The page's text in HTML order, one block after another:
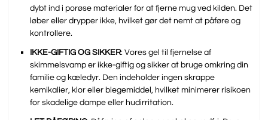
dybt ind i porøse materialer for at fjerne mug ved kilden. Det
løber eller drypper ikke, hvilket gør det nemt at påføre og
kontrollere.
IKKE-GIFTIG OG SIKKER: Vores gel til fjernelse af
skimmelsvamp er ikke-giftig og sikker at bruge omkring din
familie og kæledyr. Den indeholder ingen skrappe
kemikalier, klor eller blegemiddel, hvilket minimerer risikoen
for skadelige dampe eller hudirritation.